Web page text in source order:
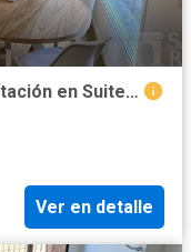
Departamento 2 ambientes - habitación en Suite, Martínez Centro
Ver en detalle